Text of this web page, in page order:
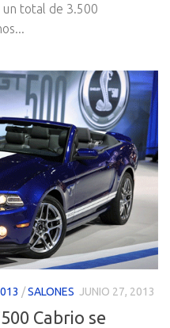
un total de 3.500
/SALONES JUNIO 27, 2013
Cabrio se